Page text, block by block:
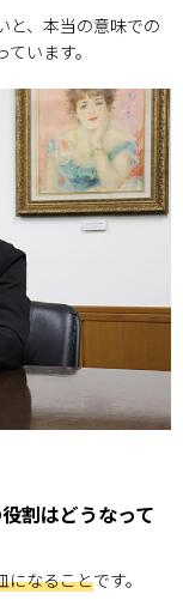
と、本当の意味での
います。
割はどうなって
になることです。